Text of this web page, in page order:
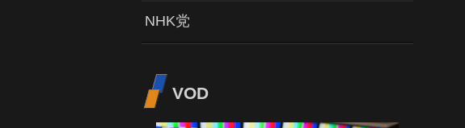
NHK党
VOD